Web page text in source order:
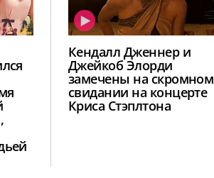
Кендалл Дженнер и
Джейкоб Элорди
замечены на скромном
свидании на концерте
Криса Стэплтона